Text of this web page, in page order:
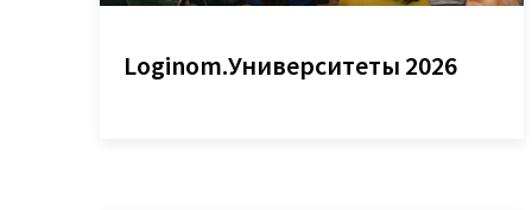
Loginom.Университеты 2026